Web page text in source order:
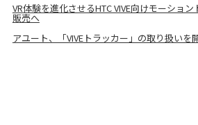
VR体験を進化させるHTC VIVE向けモーショ
販売へ
アユート、「VIVEトラッカー」の取り扱いを